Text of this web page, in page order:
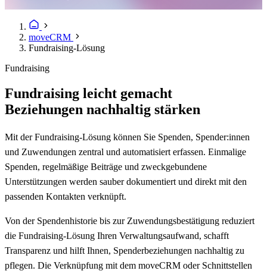
moveCRM
Fundraising-Lösung
Fundraising
Fundraising leicht gemacht
Beziehungen nachhaltig stärken
Mit der Fundraising-Lösung können Sie Spenden, Spender:innen
und Zuwendungen zentral und automatisiert erfassen. Einmalige
Spenden, regelmäßige Beiträge und zweckgebundene
Unterstützungen werden sauber dokumentiert und direkt mit den
passenden Kontakten verknüpft.
Von der Spendenhistorie bis zur Zuwendungsbestätigung reduziert
die Fundraising-Lösung Ihren Verwaltungsaufwand, schafft
Transparenz und hilft Ihnen, Spenderbeziehungen nachhaltig zu
pflegen. Die Verknüpfung mit dem moveCRM oder Schnittstellen